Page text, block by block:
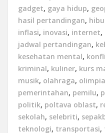
gadget, gaya hidup,
hasil pertandingan,
inflasi, inovasi, internet,
jadwal pertandingan,
kesehatan mental,
kriminal, kuliner, kurs
musik, olahraga,
pemerintahan, pemilu,
politik, poltava oblast,
sekolah, selebriti,
teknologi, transportasi,